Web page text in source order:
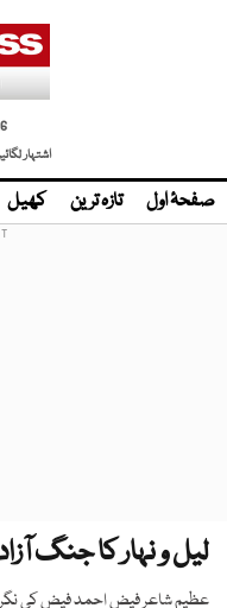
اشتہار
صفحۂ اول تازہ ترین کھیل
لیل و نہار کا جنگ
عظیم شاعر فیض احمد فیض کی